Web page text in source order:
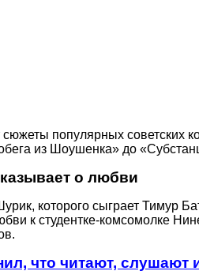
популярных
из Шоушенка» до
о любви
которого сыграет Тимур
к студентке-комсомолке
что читают, слушают